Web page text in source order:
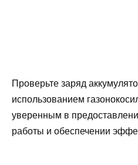
Проверьте заряд
использованием
уверенным в
работы и обеспечении